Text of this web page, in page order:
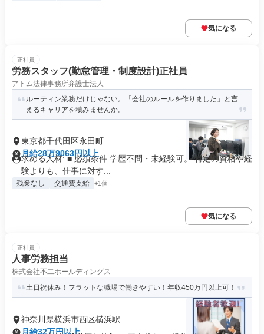
気になる
正社員
労務スタッフ(勤怠管理・制度設計)正社員
アトム法律事務所弁護士法人
ルーティン業務だけじゃない。「会社のルールを作りました」と言
えるキャリアを積みませんか。
東京都千代田区永田町
月給28万9063円以上
求める人材: ■ 必須条件 学歴不問・未経験可。 特定の資格や経
験よりも、仕事に対す...
残業なし 交通費支給 +1個
気になる
正社員
人事労務担当
株式会社不二ホールディングス
土日祝休み！フラットな職場で働きやすい！年収450万円以上可！
神奈川県横浜市西区横浜駅
月給32万円以上